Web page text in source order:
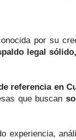
por su
legal
referencia en
que buscan
experiencia,